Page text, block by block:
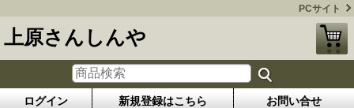
PCサイト
上原さんしんや
ログイン 新規登録はこちら お問い合せ